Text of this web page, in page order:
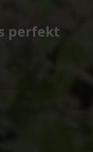
perfekt